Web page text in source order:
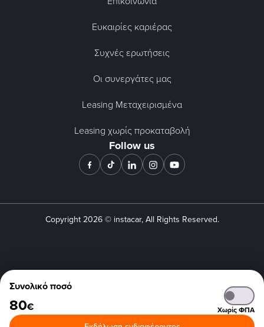
Συνολικό ποσό
80€ Χωρίς ΦΠΑ
Ευκαιρίες καριέρας
Συχνές ερωτήσεις
Οι συνεργάτες μας
Leasing Μεταχειρισμένα
Leasing χωρίς προκαταβολή
Follow us
Copyright 2026© instacar, All Rights Reserved.